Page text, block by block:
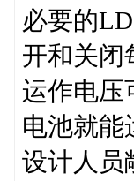
必要的
开和关闭
运作电压
电池就能
设计人员